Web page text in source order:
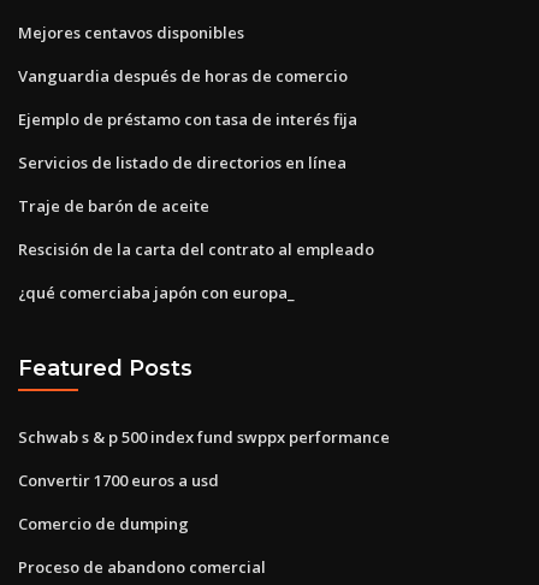
Mejores centavos disponibles
Vanguardia después de horas de comercio
Ejemplo de préstamo con tasa de interés fija
Servicios de listado de directorios en línea
Traje de barón de aceite
Rescisión de la carta del contrato al empleado
¿qué comerciaba japón con europa_
Featured Posts
Schwab s & p 500 index fund swppx performance
Convertir 1700 euros a usd
Comercio de dumping
Proceso de abandono comercial